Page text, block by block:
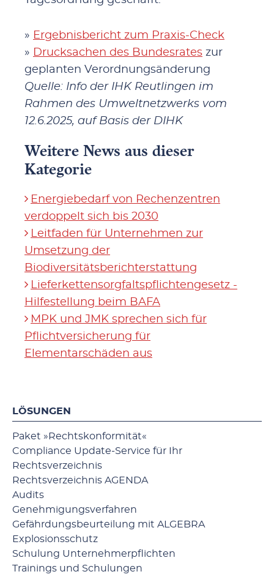
» Ergebnisbericht zum Praxis-Check
» Drucksachen des Bundesrates zur
geplanten Verordnungsänderung
Quelle: Info der IHK Reutlingen im
Rahmen des Umweltnetzwerks vom
12.6.2025, auf Basis der DIHK
Weitere News aus dieser
Kategorie
Energiebedarf von Rechenzentren
verdoppelt sich bis 2030
Leitfaden für Unternehmen zur
Umsetzung der
Biodiversitätsberichterstattung
Lieferkettensorgfaltspflichtengesetz -
Hilfestellung beim BAFA
MPK und JMK sprechen sich für
Pflichtversicherung für
Elementarschäden aus
LÖSUNGEN
Paket »Rechtskonformität«
Compliance Update-Service für Ihr
Rechtsverzeichnis
Rechtsverzeichnis AGENDA
Audits
Genehmigungsverfahren
Gefährdungsbeurteilung mit ALGEBRA
Explosionsschutz
Schulung Unternehmerpflichten
Trainings und Schulungen